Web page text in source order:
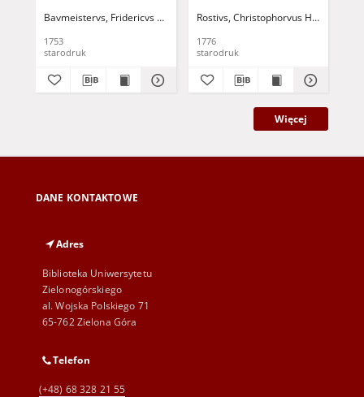
AD EXAMEN VERNVM...
Bavmeistervs, Fridericvs Christianvs
1753
starodruk
CONCELEBRANDAM
Rostivs, Christophorvus Hieremias
1776
starodruk
Więcej
DANE KONTAKTOWE
Adres
Biblioteka Uniwersytetu
Zielonogórskiego
al. Wojska Polskiego 71
65-762 Zielona Góra
Telefon
(+48) 68 328 21 55